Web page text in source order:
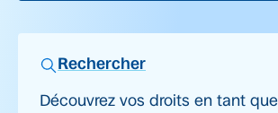
Rechercher
Découvrez vos droits en tant que